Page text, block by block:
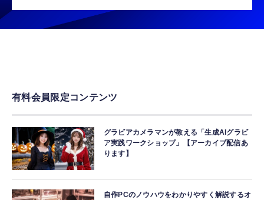
有料会員限定コンテンツ
グラビアカメラマンが教える「生成AIグラビ
ア実践ワークショップ」【アーカイブ配信あ
ります】
自作PCのノウハウをわかりやすく解説するオ